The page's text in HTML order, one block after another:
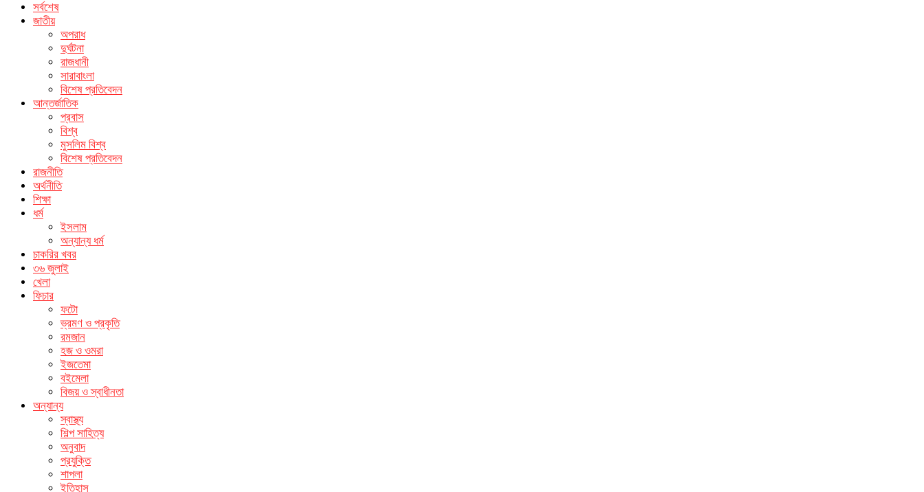
সর্বশেষ
জাতীয়
অপরাধ
দুর্ঘটনা
রাজধানী
সারাবাংলা
বিশেষ প্রতিবেদন
আন্তর্জাতিক
প্রবাস
বিশ্ব
মুসলিম বিশ্ব
বিশেষ প্রতিবেদন
রাজনীতি
অর্থনীতি
শিক্ষা
ধর্ম
ইসলাম
অন্যান্য ধর্ম
চাকরির খবর
৩৬ জুলাই
খেলা
ফিচার
ফটো
ভ্রমণ ও প্রকৃতি
রমজান
হজ ও ওমরা
ইজতেমা
বইমেলা
বিজয় ও স্বাধীনতা
অন্যান্য
স্বাস্থ্য
শিল্প সাহিত্য
অনুবাদ
প্রযুক্তি
শাপলা
ইতিহাস